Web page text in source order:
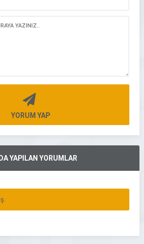
YORUM YAP
YAPILAN YORUMLAR